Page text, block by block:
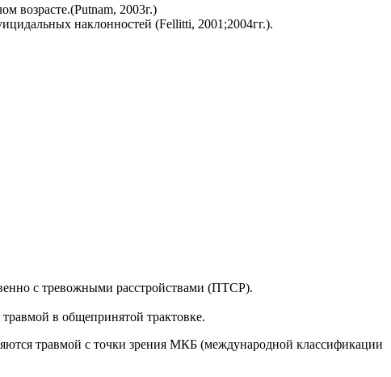
возрасте.(Putnam, 2003г.)
наклонностей (Fellitti, 2001;2004гг.).
с тревожными расстройствами (ПТСР).
травмой в общепринятой трактовке.
травмой с точки зрения МКБ (международной классификации